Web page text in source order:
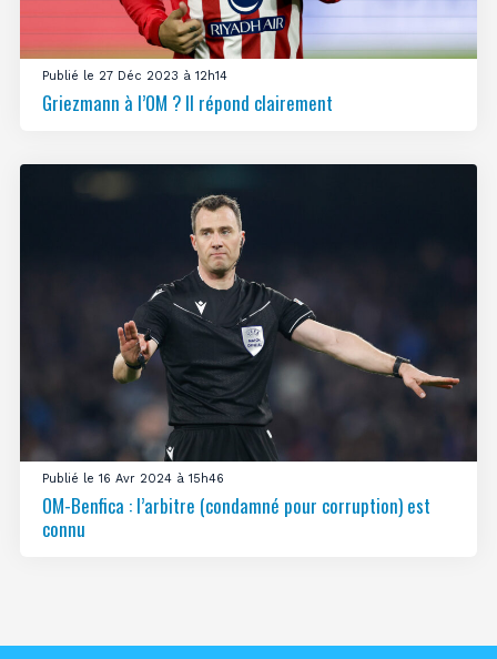
Publié le 27 Déc 2023 à 12h14
Griezmann à l’OM ? Il répond clairement
Publié le 16 Avr 2024 à 15h46
OM-Benfica : l’arbitre (condamné pour corruption) est
connu